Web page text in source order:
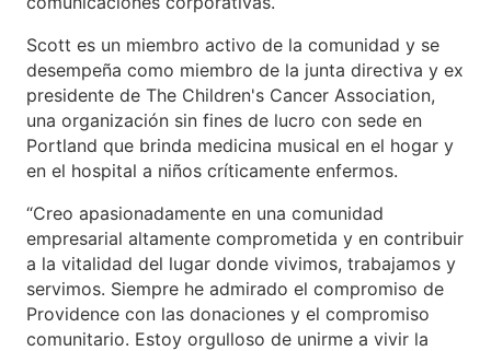
Scott es un miembro activo de la comunidad y se
desempeña como miembro de la junta directiva y ex
presidente de The Children's Cancer Association,
una organización sin fines de lucro con sede en
Portland que brinda medicina musical en el hogar y
en el hospital a niños críticamente enfermos.
“Creo apasionadamente en una comunidad
empresarial altamente comprometida y en contribuir
a la vitalidad del lugar donde vivimos, trabajamos y
servimos. Siempre he admirado el compromiso de
Providence con las donaciones y el compromiso
comunitario. Estoy orgulloso de unirme a vivir la